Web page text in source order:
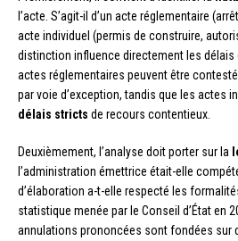
l’acte. S’agit-il d’un acte réglementaire
acte individuel (permis de construire,
distinction influence directement les délais
actes réglementaires peuvent être
par voie d’exception, tandis que les actes
délais stricts de recours contentieux.
Deuxièmement, l’analyse doit porter sur la
l’administration émettrice était-elle
d’élaboration a-t-elle respecté les
statistique menée par le Conseil d’État en
annulations prononcées sont fondées sur